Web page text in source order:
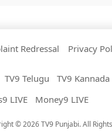
Redressal Privacy
TV9 Telugu TV9 Kannada
LIVE Money9 LIVE
© 2026 TV9 Punjabi. All